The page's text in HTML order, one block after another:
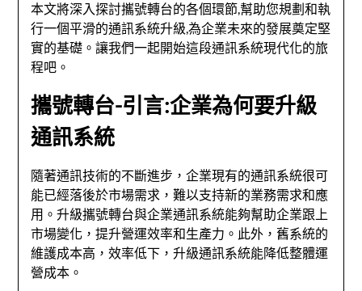
本文將深入探討攜號轉台的各個環節,幫助您規劃和執
行一個平滑的通訊系統升級,為企業未來的發展奠定堅
實的基礎。讓我們一起開始這段通訊系統現代化的旅
程吧。
攜號轉台-引言:企業為何要升級
通訊系統
隨著通訊技術的不斷進步，企業現有的通訊系統很可
能已經落後於市場需求，難以支持新的業務需求和應
用。升級攜號轉台與企業通訊系統能夠幫助企業跟上
市場變化，提升營運效率和生產力。此外，舊系統的
維護成本高，效率低下，升級通訊系統能降低整體運
營成本。